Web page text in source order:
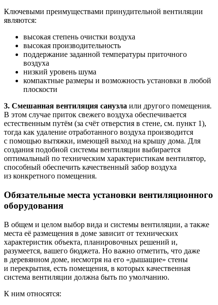
Ключевыми преимуществами принудительной вентиляции
являются:
высокая степень очистки воздуха
высокая производительность
поддержание заданной температуры приточного
воздуха
низкий уровень шума
компактные размеры и возможность установки в любой
плоскости
3. Смешанная вентиляция санузла или другого помещения.
В этом случае приток свежего воздуха обеспечивается
естественным путём (за счёт отверстия в стене, см. пункт 1),
тогда как удаление отработанного воздуха производится
с помощью вытяжки, имеющей выход на крышу дома. Для
создания подобной системы вентиляции выбирается
оптимальный по техническим характеристикам вентилятор,
способный обеспечить качественный забор воздуха
из конкретного помещения.
Обязательные места установки вентиляционного
оборудования
В общем и целом выбор вида и системы вентиляции, а также
места её размещения в доме зависит от технических
характеристик объекта, планировочных решений и,
разумеется, вашего бюджета. Но важно отметить, что даже
в деревянном доме, несмотря на его «дышащие» стены
и перекрытия, есть помещения, в которых качественная
система вентиляции должна быть по умолчанию.
К ним относятся: